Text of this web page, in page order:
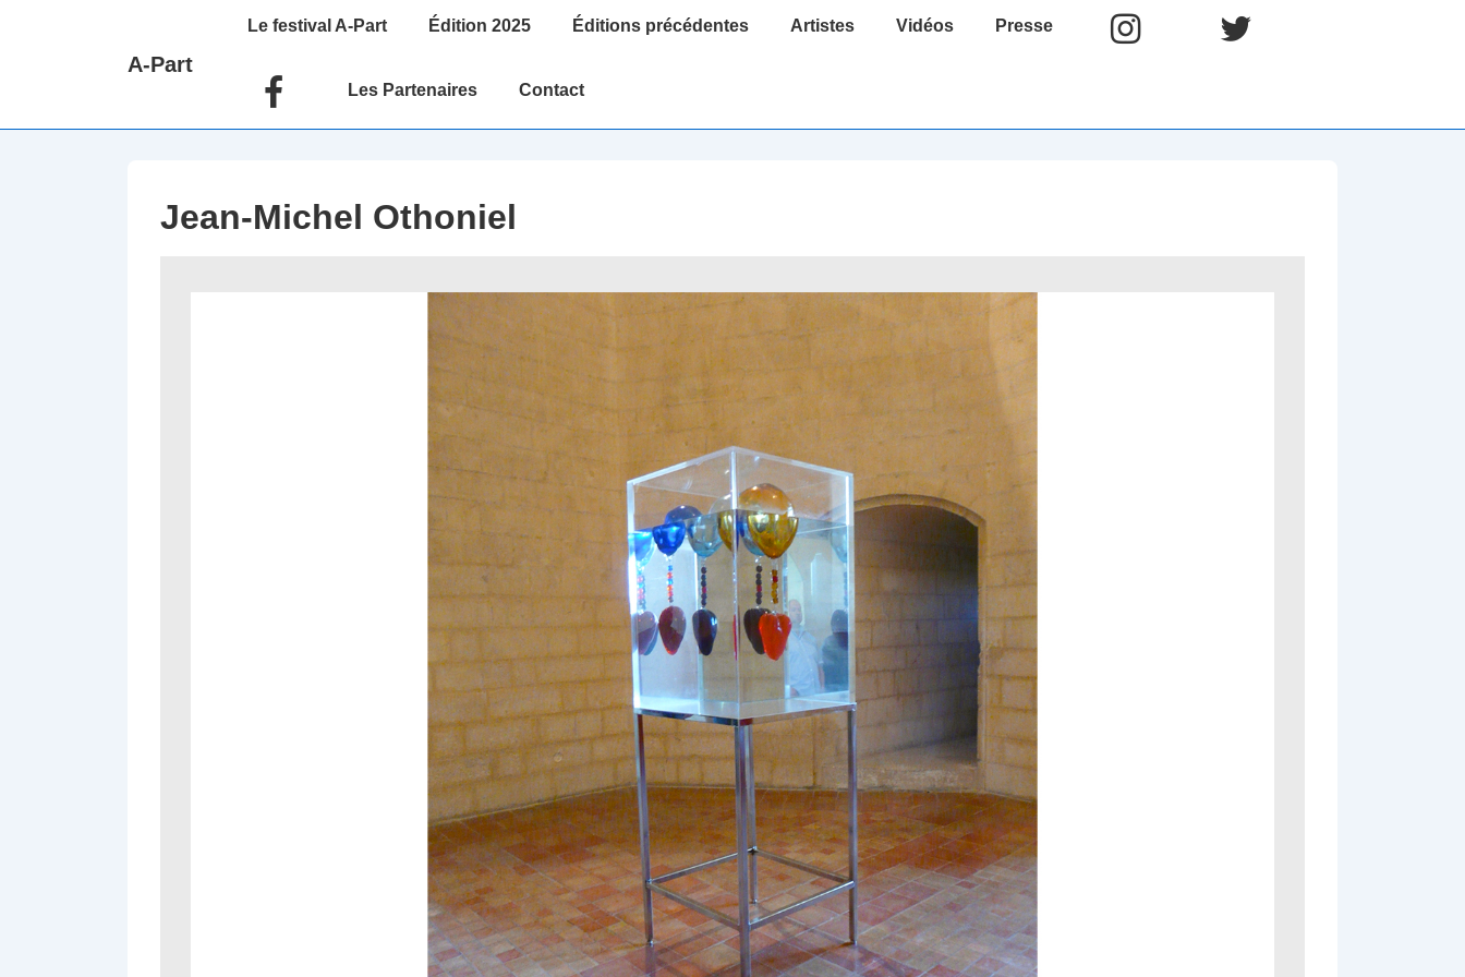
principal
A-Part
Main
Le festival A-Part Édition 2025 Éditions précédentes Artistes Vidéos Presse
Les Partenaires Contact
Jean-Michel Othoniel